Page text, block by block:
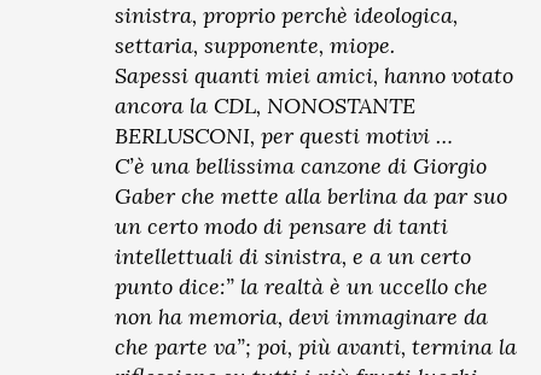
sinistra, proprio perchè ideologica,
settaria, supponente, miope.
Sapessi quanti miei amici, hanno votato
ancora la CDL, NONOSTANTE
BERLUSCONI, per questi motivi …
C’è una bellissima canzone di Giorgio
Gaber che mette alla berlina da par suo
un certo modo di pensare di tanti
intellettuali di sinistra, e a un certo
punto dice:” la realtà è un uccello che
non ha memoria, devi immaginare da
che parte va”; poi, più avanti, termina la